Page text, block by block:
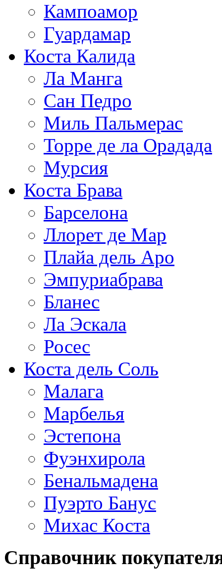
Кампоамор
Гуардамар
Коста Калида
Ла Манга
Сан Педро
Миль Пальмерас
Торре де ла Орадада
Мурсия
Коста Брава
Барселона
Ллорет де Мар
Плайа дель Аро
Эмпуриабрава
Бланес
Ла Эскала
Росес
Коста дель Соль
Малага
Марбелья
Эстепона
Фуэнхирола
Бенальмадена
Пуэрто Банус
Михас Коста
Справочник